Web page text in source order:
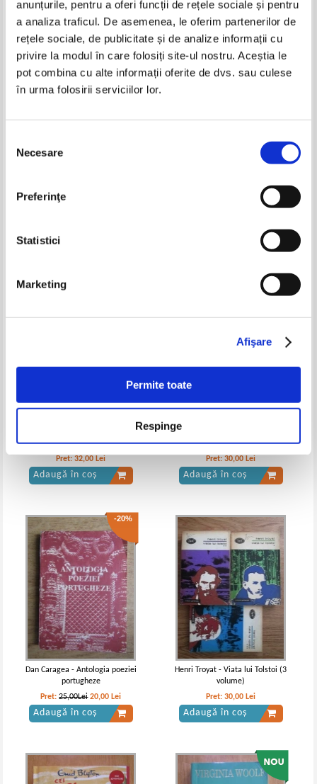
anunțurile, pentru a oferi funcții de rețele sociale și pentru
a analiza traficul. De asemenea, le oferim partenerilor de
rețele sociale, de publicitate și de analize informații cu
privire la modul în care folosiți site-ul nostru. Aceștia le
pot combina cu alte informații oferite de dvs. sau culese
în urma folosirii serviciilor lor.
consimțământului
Necesare
Preferinţe
Statistici
Marketing
Afişare
Permite toate
Respinge
sabie (2 volume, Adevarul)
sabie (2 volume)
Henryk Sienkiewicz - Prin foc si
sabie
Henryk Sienkiewicz - Prin foc si
sabie (2 volume)
Produse din aceeasi categorie
Stephenie Meyer - Luna noua
Adaugă în coș
Norris Von Schirach - Cei mai
frumosi ani din viata lui Anton
Hermann Hesse - Lupul de stepa
(Adevarul)
Pret:32,00 Lei
Adaugă în coș
Dostoievski - Amintiri din casa
mortilor
Pret:30,00 Lei
Adaugă în coș
-20%
Dan Caragea - Antologia poeziei
portugheze
Pret:25,00Lei 20,00 Lei
Adaugă în coș
Henri Troyat - Viata lui Tolstoi (3
volume)
Pret:30,00 Lei
Adaugă în coș